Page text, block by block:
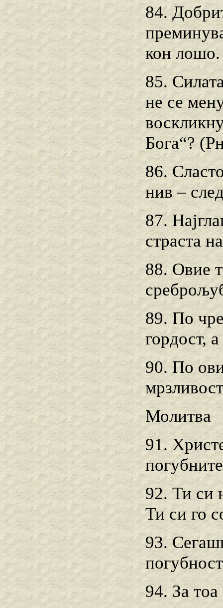
84.
кон лошо.
85.
не се
Бога“?
86.
нив –
87.
страста
88. Овие
89. По
гордост,
90. По
Молитва
91.
92. Ти си
Ти си го
93.
94. За